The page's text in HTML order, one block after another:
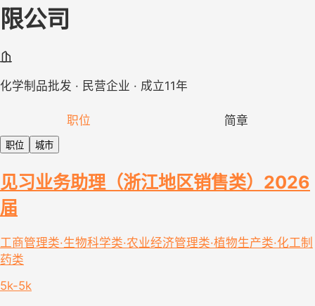
限公司
化学制品批发 · 民营企业 · 成立11年
职位 简章
职位 城市
见习业务助理（浙江地区销售类）2026
届
工商管理类·生物科学类·农业经济管理类·植物生产类·化工制
药类
5k-5k